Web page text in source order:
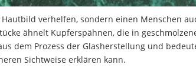
verhelfen, sondern einen Menschen
ähnelt Kupferspähnen, die in
dem Prozess der Glasherstellung und
Sichtweise erklären kann.